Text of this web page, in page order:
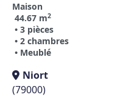
Maison
44.67 m2
• 3 pièces
• 2 chambres
• Meublé
Niort
(79000)